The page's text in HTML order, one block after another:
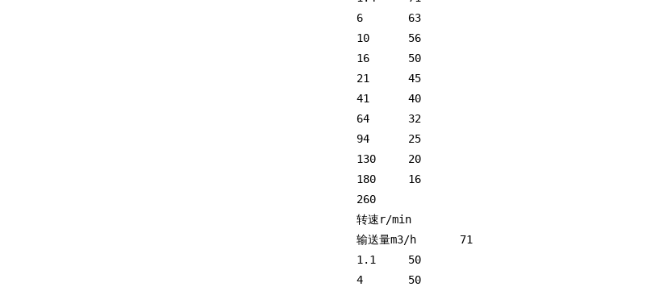
6	63
10	56
16	50
21	45
41	40
64	32
94	25
130	20
180	16
260
转速r/min
输送量m3/h	71
1.1	50
4	50